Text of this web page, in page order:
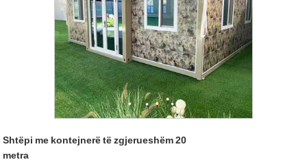
Shtëpi me kontejnerë të zgjerueshëm 20
metra